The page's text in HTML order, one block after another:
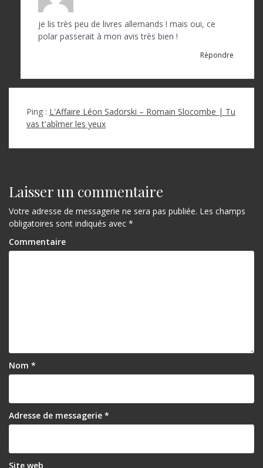
je lis très peu de livres allemands ! mais oui, ce
polar passerait à mon avis très bien !
Répondre
Ping : L'Affaire Léon Sadorski – Romain Slocombe | Tu
vas t'abîmer les yeux
Laisser un commentaire
Votre adresse de messagerie ne sera pas publiée. Les champs
obligatoires sont indiqués avec *
Commentaire
Nom *
Adresse de messagerie *
Site web